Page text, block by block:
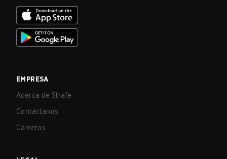
EMPRESA
Acerca de Strafe
Contáctanos
Carreras